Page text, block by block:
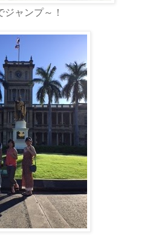
ジャンプ～！